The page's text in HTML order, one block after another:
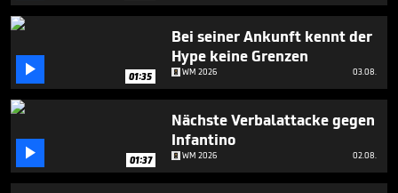
 01:35
Bei seiner Ankunft kennt der
Hype keine Grenzen
WM 2026 03.08.
 01:37
Nächste Verbalattacke gegen
Infantino
WM 2026 02.08.